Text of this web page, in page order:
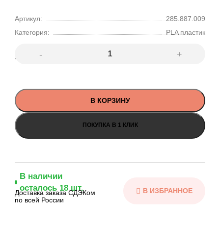
1990
В наличии
осталось 18 шт.
В КОРЗИНУ
ПОКУПКА В 1 КЛИК
Доставка заказа СДЭКом
по всей России
Артикул:
285.887.009
Категория:
PLA пластик